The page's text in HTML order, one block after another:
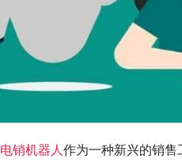
电销机器人作为一种新兴的销